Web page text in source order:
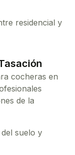
residencial y
cocheras en
de la
suelo y